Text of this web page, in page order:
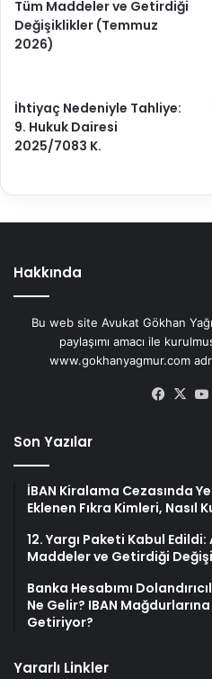
Tüm Maddeler ve Getirdiği
Değişiklikler (Temmuz
2026)
İhtiyaç Nedeniyle Tahliye:
9. Hukuk Dairesi
2025/7083 K.
Hakkında
Bu web site Avukat Gökhan
paylaşımı amacı ile
www.gokhanyagmur.com
X
Son Yazılar
İBAN Kiralama Cezasında
Eklenen Fıkra Kimleri, Nasıl
12. Yargı Paketi Kabul
Maddeler ve Getirdiği
Banka Hesabımı
Ne Gelir? IBAN Mağdurlarına
Getiriyor?
Yararlı Linkler